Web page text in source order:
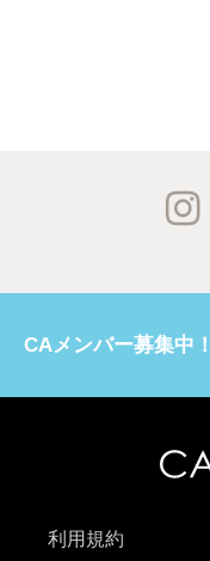
CAメンバー募集中！
利用規約